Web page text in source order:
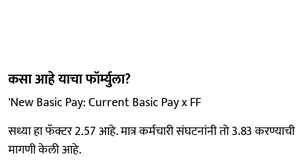
कसा आहे याचा फॉर्म्युला?
'New Basic Pay: Current Basic Pay x FF
सध्या हा फॅक्टर 2.57 आहे. मात्र कर्मचारी संघटनांनी तो 3.83 करण्याची
मागणी केली आहे.